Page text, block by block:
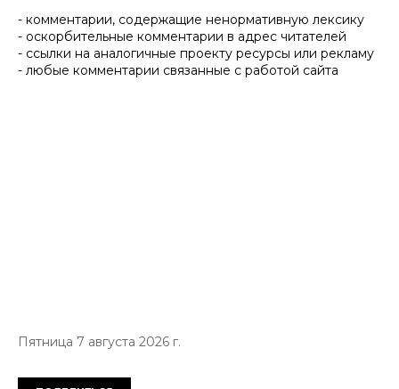
- комментарии, содержащие ненормативную лексику
- оскорбительные комментарии в адрес читателей
- ссылки на аналогичные проекту ресурсы или рекламу
- любые комментарии связанные с работой сайта
Пятница 7 августа 2026 г.